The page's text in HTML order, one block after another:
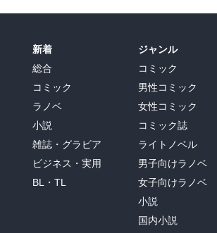
新着
総合
コミック
ラノベ
小説
雑誌・グラビア
ビジネス・実用
BL・TL
ジャンル
コミック
男性コミック
女性コミック
コミック誌
ライトノベル
男子向けラノベ
女子向けラノベ
小説
国内小説